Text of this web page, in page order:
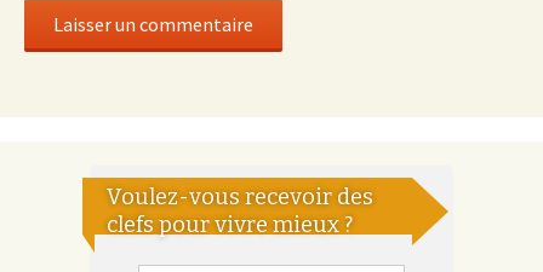
Voulez-vous recevoir des
clefs pour vivre mieux ?